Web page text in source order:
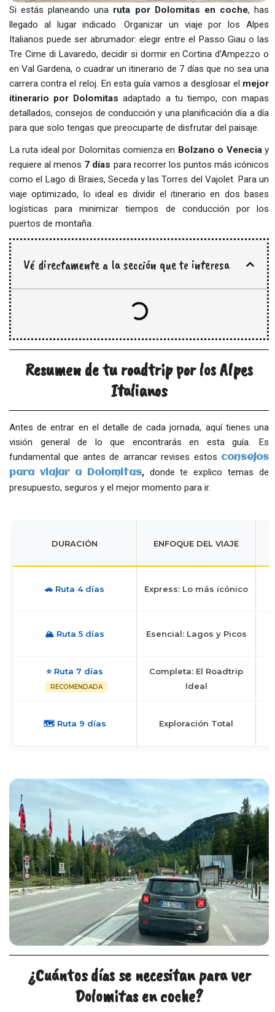
Si estás planeando una ruta por Dolomitas en coche, has
llegado al lugar indicado. Organizar un viaje por los Alpes
Italianos puede ser abrumador: elegir entre el Passo Giau o las
Tre Cime di Lavaredo, decidir si dormir en Cortina d’Ampezzo o
en Val Gardena, o cuadrar un itinerario de 7 días que no sea una
carrera contra el reloj. En esta guía vamos a desglosar el mejor
itinerario por Dolomitas adaptado a tu tiempo, con mapas
detallados, consejos de conducción y una planificación día a día
para que solo tengas que preocuparte de disfrutar del paisaje.
La ruta ideal por Dolomitas comienza en Bolzano o Veneciay
requiere al menos 7 días para recorrer los puntos más icónicos
como el Lago di Braies, Seceda y las Torres del Vajolet. Para un
viaje optimizado, lo ideal es dividir el itinerario en dos bases
logísticas para minimizar tiempos de conducción por los
puertos de montaña.
Vé directamente a la sección que te interesa
Resumen de tu roadtrip por los Alpes
Italianos
Antes de entrar en el detalle de cada jornada, aquí tienes una
visión general de lo que encontrarás en esta guía. Es
fundamental que antes de arrancar revises estos consejos
para viajar a Dolomitas,donde te explico temas de
presupuesto, seguros y el mejor momento para ir.
DURACIÓN ENFOQUE DEL VIAJE
🚗 Ruta 4 días Express: Lo más icónico
🏔️ Ruta 5 días Esencial: Lagos y Picos
⭐ Ruta 7 días
RECOMENDADA
Completa: El Roadtrip
Ideal
🗺️ Ruta 9 días Exploración Total
¿Cuántos días se necesitan para ver
Dolomitas en coche?